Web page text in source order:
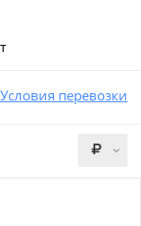
Условия перевозки